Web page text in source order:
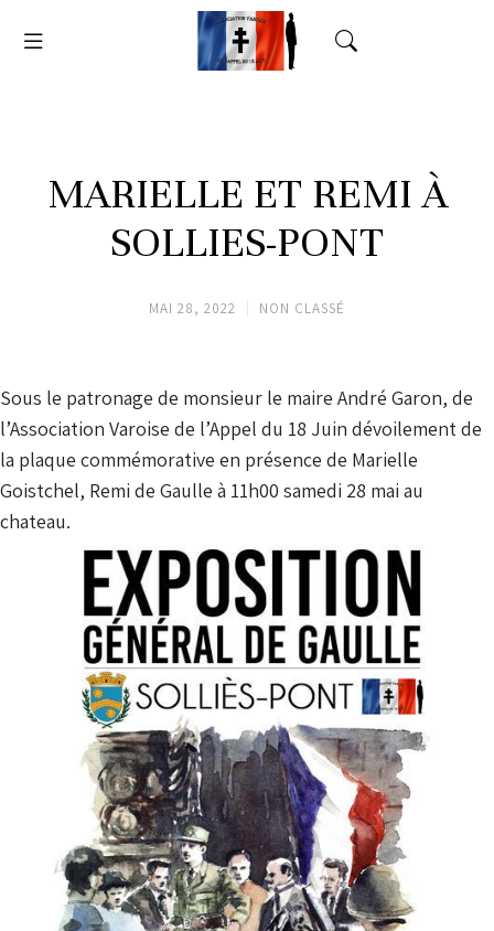
MARIELLE ET REMI À
SOLLIES-PONT
MAI 28, 2022 NON CLASSÉ
Sous le patronage de monsieur le maire André Garon, de
l’Association Varoise de l’Appel du 18 Juin dévoilement de
la plaque commémorative en présence de Marielle
Goistchel, Remi de Gaulle à 11h00 samedi 28 mai au
chateau.